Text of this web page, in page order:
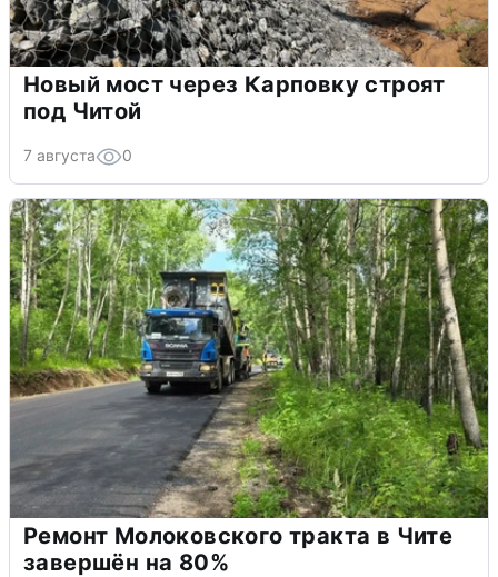
Новый мост через Карповку строят
под Читой
7 августа 0
Ремонт Молоковского тракта в Чите
завершён на 80%